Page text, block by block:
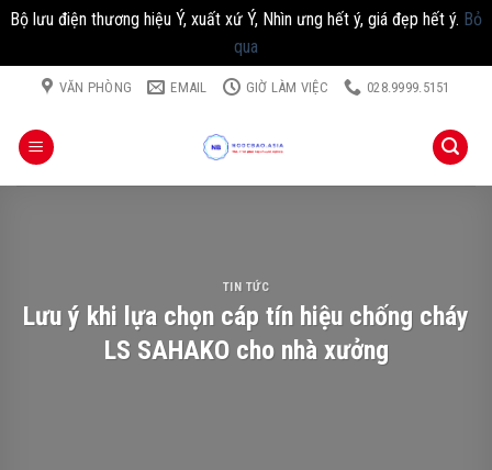
Bộ lưu điện thương hiệu Ý, xuất xứ Ý, Nhìn ưng hết ý, giá đẹp hết ý. Bỏ
qua
Chuyển
dung
VĂN PHÒNG EMAIL GIỜ LÀM VIỆC 028.9999.5151
TIN TỨC
Lưu ý khi lựa chọn cáp tín hiệu chống cháy
LS SAHAKO cho nhà xưởng